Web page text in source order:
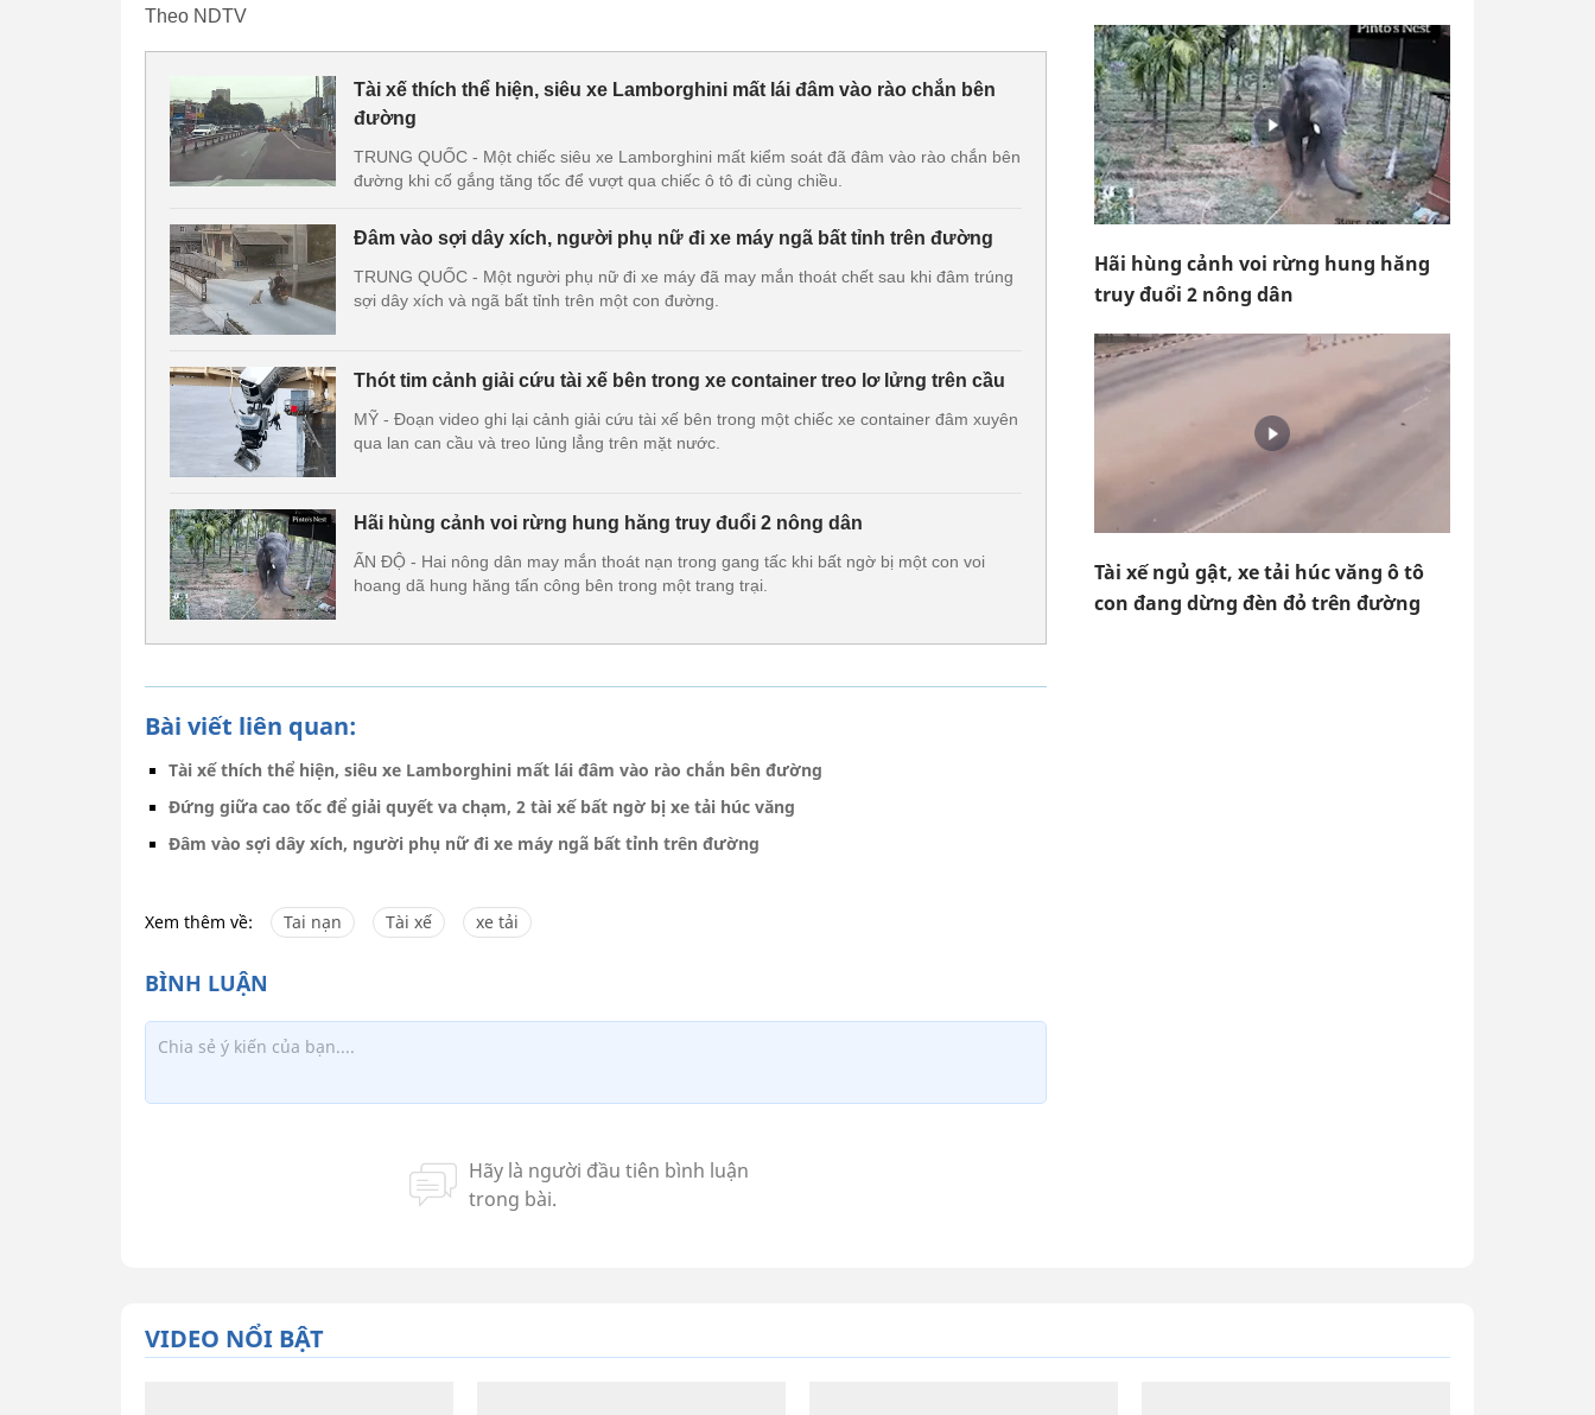
Theo NDTV
Tài xế thích thể hiện, siêu xe Lamborghini mất lái đâm vào rào chắn bên
đường
TRUNG QUỐC - Một chiếc siêu xe Lamborghini mất kiểm soát đã đâm vào rào chắn bên
đường khi cố gắng tăng tốc để vượt qua chiếc ô tô đi cùng chiều.
Đâm vào sợi dây xích, người phụ nữ đi xe máy ngã bất tỉnh trên đường
TRUNG QUỐC - Một người phụ nữ đi xe máy đã may mắn thoát chết sau khi đâm trúng
sợi dây xích và ngã bất tỉnh trên một con đường.
Thót tim cảnh giải cứu tài xế bên trong xe container treo lơ lửng trên cầu
MỸ - Đoạn video ghi lại cảnh giải cứu tài xế bên trong một chiếc xe container đâm xuyên
qua lan can cầu và treo lủng lẳng trên mặt nước.
Hãi hùng cảnh voi rừng hung hăng truy đuổi 2 nông dân
ẤN ĐỘ - Hai nông dân may mắn thoát nạn trong gang tấc khi bất ngờ bị một con voi
hoang dã hung hăng tấn công bên trong một trang trại.
Bài viết liên quan:
Tài xế thích thể hiện, siêu xe Lamborghini mất lái đâm vào rào chắn bên đường
Đứng giữa cao tốc để giải quyết va chạm, 2 tài xế bất ngờ bị xe tải húc văng
Đâm vào sợi dây xích, người phụ nữ đi xe máy ngã bất tỉnh trên đường
Xem thêm về: Tai nạn Tài xế xe tải
Hãi hùng cảnh voi rừng hung hăng
truy đuổi 2 nông dân
Tài xế ngủ gật, xe tải húc văng ô tô
con đang dừng đèn đỏ trên đường
VIDEO NỔI BẬT